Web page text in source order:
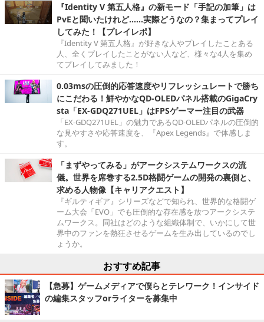
『Identity V 第五人格』の新モード「手記の加筆」は
PvEと聞いたけれど……実際どうなの？集まってプレイ
してみた！【プレイレポ】
『Identity V 第五人格』が好きな人やプレイしたことある
人、全くプレイしたことがない人など、様々な4人を集め
てプレイしてみました！
0.03msの圧倒的応答速度やリフレッシュレートで勝ち
にこだわる！鮮やかなQD-OLEDパネル搭載のGigaCry
sta「EX-GDQ271UEL」はFPSゲーマー注目の武器
「EX-GDQ271UEL」の魅力であるQD-OLEDパネルの圧倒的
な見やすさや応答速度を、『Apex Legends』で体感しま
す。
「まずやってみる」がアークシステムワークスの流
儀。世界を席巻する2.5D格闘ゲームの開発の裏側と、
求める人物像【キャリアクエスト】
『ギルティギア』シリーズなどで知られ、世界的な格闘ゲ
ーム大会「EVO」でも圧倒的な存在感を放つアークシステ
ムワークス。同社はどのような組織体制で、いかにして世
界中のファンを熱狂させるゲームを生み出しているのでし
ょうか。
おすすめ記事
【急募】ゲームメディアで僕らとテレワーク！インサイド
の編集スタッフorライターを募集中